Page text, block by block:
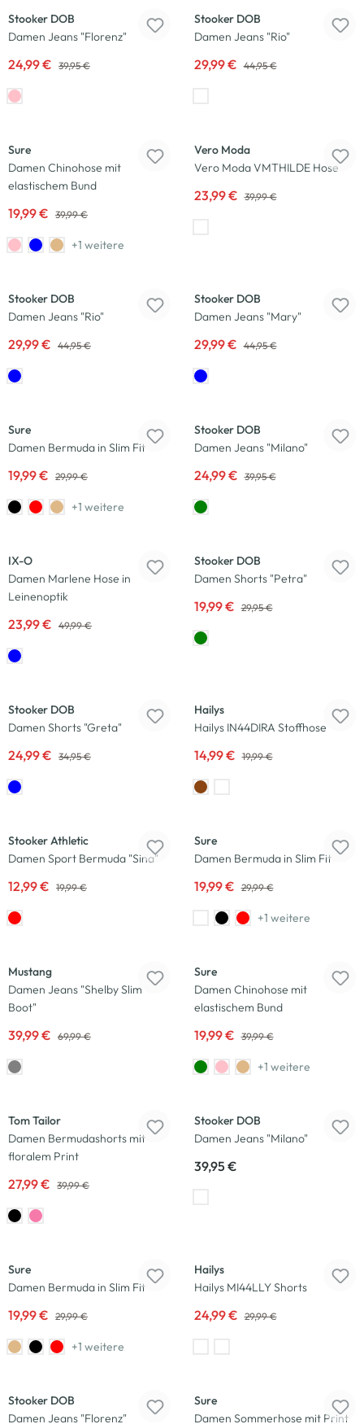
Stooker DOB
Damen Jeans "Florenz"
24,99 € 39,95 €
Stooker DOB
Damen Jeans "Rio"
29,99 € 44,95 €
Sure
Damen Chinohose mit
elastischem Bund
19,99 € 39,99 €
+1 weitere
Vero Moda
Vero Moda VMTHILDE Hose
23,99 € 39,99 €
Stooker DOB
Damen Jeans "Rio"
29,99 € 44,95 €
Stooker DOB
Damen Jeans "Mary"
29,99 € 44,95 €
Sure
Damen Bermuda in Slim Fit
19,99 € 29,99 €
+1 weitere
Stooker DOB
Damen Jeans "Milano"
24,99 € 39,95 €
IX-O
Damen Marlene Hose in
Leinenoptik
23,99 € 49,99 €
Stooker DOB
Damen Shorts "Petra"
19,99 € 29,95 €
Stooker DOB
Damen Shorts "Greta"
24,99 € 34,95 €
Hailys
Hailys IN44DIRA Stoffhose
14,99 € 19,99 €
Stooker Athletic
Damen Sport Bermuda "Sina"
12,99 € 19,99 €
Sure
Damen Bermuda in Slim Fit
19,99 € 29,99 €
+1 weitere
Mustang
Damen Jeans "Shelby Slim
Boot"
39,99 € 69,99 €
Sure
Damen Chinohose mit
elastischem Bund
19,99 € 39,99 €
+1 weitere
Tom Tailor
Damen Bermudashorts mit
floralem Print
27,99 € 39,99 €
Stooker DOB
Damen Jeans "Milano"
39,95 €
Sure
Damen Bermuda in Slim Fit
19,99 € 29,99 €
+1 weitere
Hailys
Hailys MI44LLY Shorts
24,99 € 29,99 €
Stooker DOB
Damen Jeans "Florenz"
Sure
Damen Sommerhose mit Print